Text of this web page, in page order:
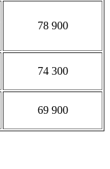
78 900
74 300
69 900